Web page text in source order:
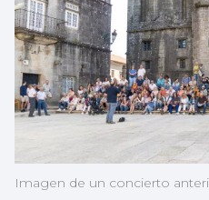
Imagen de un concierto